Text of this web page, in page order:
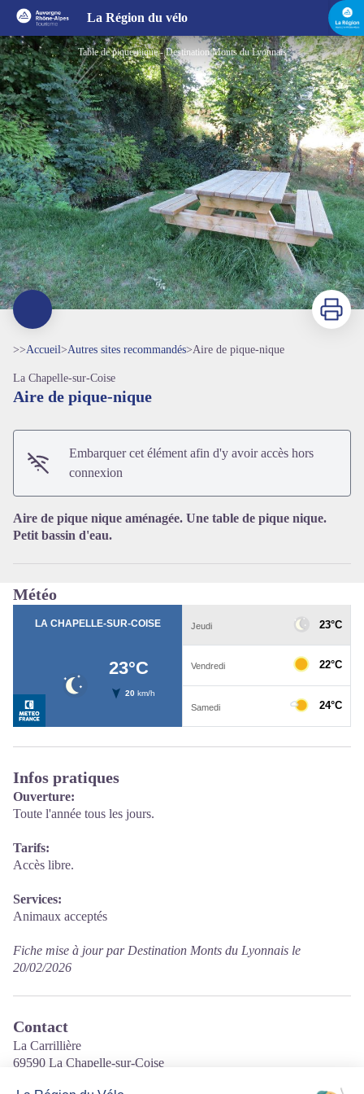
La Région du vélo
Table de pique-nique - Destination Monts du Lyonnais
Voir l'image en plein écran
Imprimer
>>Accueil>Autres sites recommandés>Aire de pique-nique
La Chapelle-sur-Coise
Aire de pique-nique
Embarquer cet élément afin d'y avoir accès hors
connexion
Aire de pique nique aménagée. Une table de pique nique.
Petit bassin d'eau.
Météo
Infos pratiques
Ouverture:
Toute l'année tous les jours.
Tarifs:
Accès libre.
Services:
Animaux acceptés
Fiche mise à jour par Destination Monts du Lyonnais le
20/02/2026
Contact
La Carrillière
69590 La Chapelle-sur-Coise